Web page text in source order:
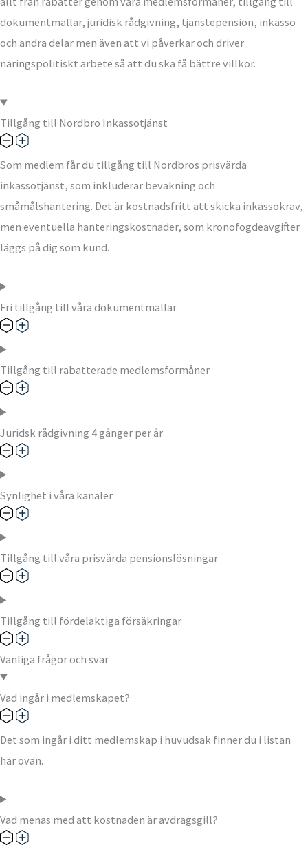
dokumentmallar, juridisk rådgivning, tjänstepension, inkasso
och andra delar men även att vi påverkar och driver
näringspolitiskt arbete så att du ska få bättre villkor.
Tillgång till Nordbro Inkassotjänst
Som medlem får du tillgång till Nordbros prisvärda
inkassotjänst, som inkluderar bevakning och
småmålshantering. Det är kostnadsfritt att skicka inkassokrav,
men eventuella hanteringskostnader, som kronofogdeavgifter
läggs på dig som kund.
Fri tillgång till våra dokumentmallar
Tillgång till rabatterade medlemsförmåner
Juridsk rådgivning 4 gånger per år
Synlighet i våra kanaler
Tillgång till våra prisvärda pensionslösningar
Tillgång till fördelaktiga försäkringar
Vanliga frågor och svar​
Vad ingår i medlemskapet?
Det som ingår i ditt medlemskap i huvudsak finner du i listan
här ovan.
Vad menas med att kostnaden är avdragsgill?